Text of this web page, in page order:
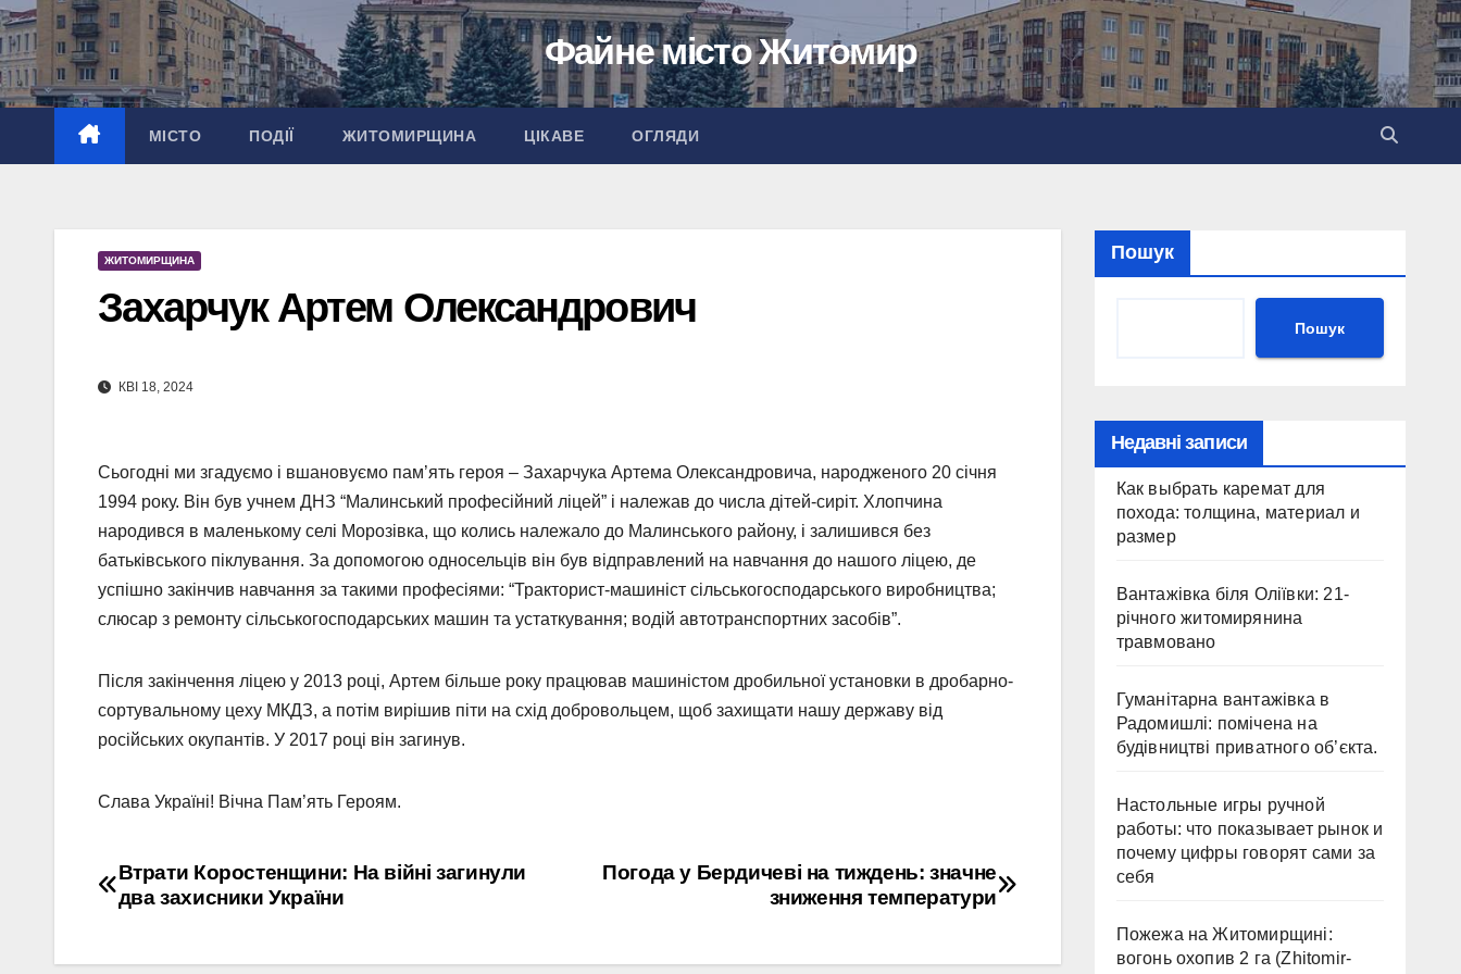
Перейти
до
вмісту
Файне місто Житомир
МІСТО ПОДІЇ ЖИТОМИРЩИНА ЦІКАВЕ ОГЛЯДИ
ЖИТОМИРЩИНА
Захарчук Артем Олександрович
КВІ 18, 2024
Сьогодні ми згадуємо і вшановуємо пам’ять героя – Захарчука Артема Олександровича, народженого 20 січня
1994 року. Він був учнем ДНЗ “Малинський професійний ліцей” і належав до числа дітей-сиріт. Хлопчина
народився в маленькому селі Морозівка, що колись належало до Малинського району, і залишився без
батьківського піклування. За допомогою односельців він був відправлений на навчання до нашого ліцею, де
успішно закінчив навчання за такими професіями: “Тракторист-машиніст сільськогосподарського виробництва;
слюсар з ремонту сільськогосподарських машин та устаткування; водій автотранспортних засобів”.
Після закінчення ліцею у 2013 році, Артем більше року працював машиністом дробильної установки в дробарно-
сортувальному цеху МКДЗ, а потім вирішив піти на схід добровольцем, щоб захищати нашу державу від
російських окупантів. У 2017 році він загинув.
Слава Україні! Вічна Пам’ять Героям.
Навігація
Погода у Бердичеві на тиждень: значне
зниження температури
Втрати Коростенщини: На війні загинули
два захисники України
Пошук
Пошук
Недавні записи
Как выбрать каремат для
похода: толщина, материал и
размер
Вантажівка біля Оліївки: 21-
річного житомирянина
травмовано
Гуманітарна вантажівка в
Радомишлі: помічена на
будівництві приватного об’єкта.
Настольные игры ручной
работы: что показывает рынок и
почему цифры говорят сами за
себя
Пожежа на Житомирщині:
вогонь охопив 2 га (Zhitomir-